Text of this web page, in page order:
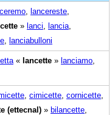
lancereste
» lanci lancia
lanciabulloni
« lancette » lanciamo
cimicette cornicette
(ettecnal) » bilancette